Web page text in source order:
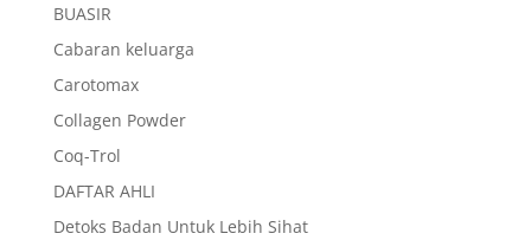
BUASIR
Cabaran keluarga
Carotomax
Collagen Powder
Coq-Trol
DAFTAR AHLI
Detoks Badan Untuk Lebih Sihat